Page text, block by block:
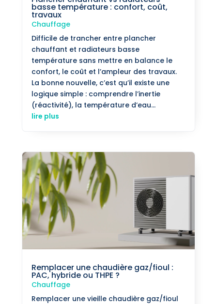
basse température : confort, coût,
travaux
Chauffage
Difficile de trancher entre plancher
chauffant et radiateurs basse
température sans mettre en balance le
confort, le coût et l’ampleur des travaux.
La bonne nouvelle, c’est qu’il existe une
logique simple : comprendre l’inertie
(réactivité), la température d’eau...
lire plus
Remplacer une chaudière gaz/fioul :
PAC, hybride ou THPE ?
Chauffage
Remplacer une vieille chaudière gaz/fioul